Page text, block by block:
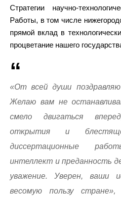
Стратегии научно-
Работы, в том числе
прямой вклад в
процветание нашего
«От всей души
Желаю вам не
смело двигаться
открытия и
диссертационные
интеллект и преданность
уважение. Уверен, ваши
весомую пользу